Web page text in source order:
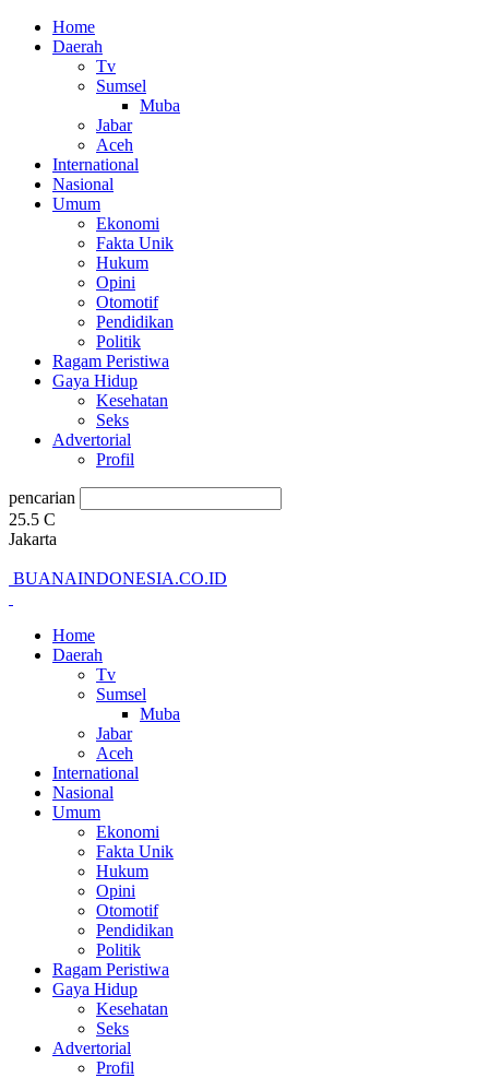
Home
Daerah
Tv
Sumsel
Muba
Jabar
Aceh
International
Nasional
Umum
Ekonomi
Fakta Unik
Hukum
Opini
Otomotif
Pendidikan
Politik
Ragam Peristiwa
Gaya Hidup
Kesehatan
Seks
Advertorial
Profil
pencarian
25.5 C
Jakarta
BUANAINDONESIA.CO.ID
Home
Daerah
Tv
Sumsel
Muba
Jabar
Aceh
International
Nasional
Umum
Ekonomi
Fakta Unik
Hukum
Opini
Otomotif
Pendidikan
Politik
Ragam Peristiwa
Gaya Hidup
Kesehatan
Seks
Advertorial
Profil